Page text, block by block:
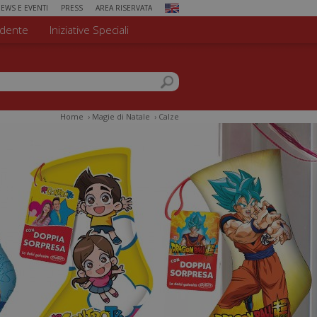
E EVENTI PRESS AREA RISERVATA
di ricerca
sito
Iniziative Speciali
Home › Magie di Natale › Calze